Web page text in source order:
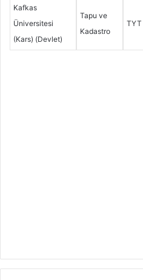
Kafkas
Üniversitesi
(Kars) (Devlet)
Tapu ve
Kadastro
TYT